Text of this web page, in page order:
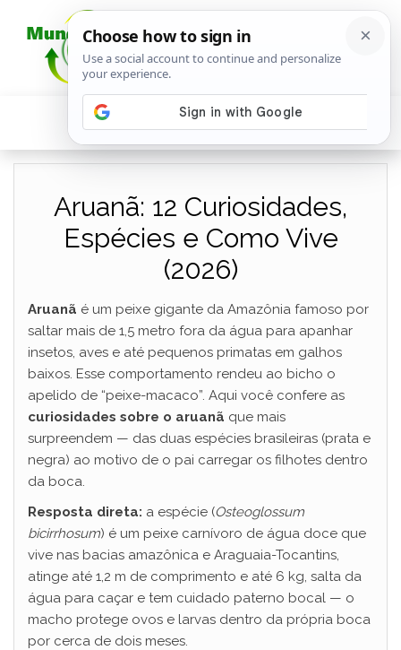
Aruanã: 12 Curiosidades,
Espécies e Como Vive
(2026)
Aruanã é um peixe gigante da Amazônia famoso por
saltar mais de 1,5 metro fora da água para apanhar
insetos, aves e até pequenos primatas em galhos
baixos. Esse comportamento rendeu ao bicho o
apelido de “peixe-macaco”. Aqui você confere as
curiosidades sobre o aruanã que mais
surpreendem — das duas espécies brasileiras (prata e
negra) ao motivo de o pai carregar os filhotes dentro
da boca.
Resposta direta: a espécie (Osteoglossum
bicirrhosum) é um peixe carnívoro de água doce que
vive nas bacias amazônica e Araguaia-Tocantins,
atinge até 1,2 m de comprimento e até 6 kg, salta da
água para caçar e tem cuidado paterno bocal — o
macho protege ovos e larvas dentro da própria boca
por cerca de dois meses.